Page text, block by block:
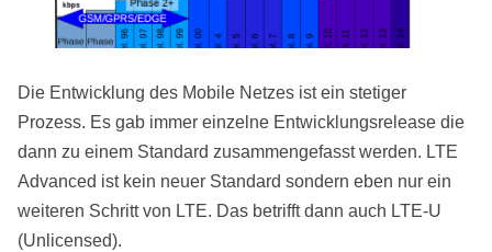
Die Entwicklung des Mobile Netzes ist ein stetiger
Prozess. Es gab immer einzelne Entwicklungsrelease die
dann zu einem Standard zusammengefasst werden. LTE
Advanced ist kein neuer Standard sondern eben nur ein
weiteren Schritt von LTE. Das betrifft dann auch LTE-U
(Unlicensed).